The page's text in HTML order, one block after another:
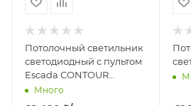
Потолочный светильник
светодиодный с пультом
Escada CONTOUR
10213/4LED BL White
Много